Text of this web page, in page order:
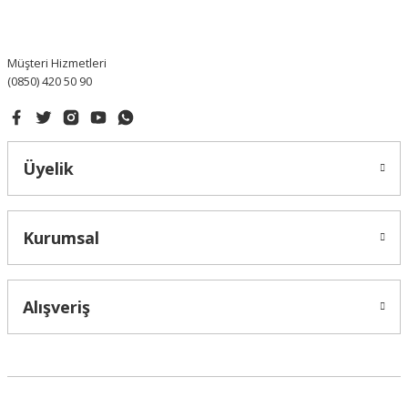
Müşteri Hizmetleri
(0850) 420 50 90
Üyelik
Kurumsal
Alışveriş